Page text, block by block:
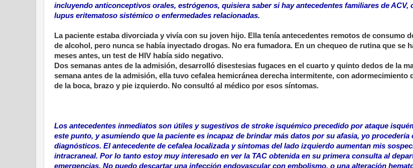
incluyendo anticonceptivos orales, estrógenos, quisiera saber si hay antecedentes familiares de ACV,
lupus eritematoso sistémico o enfermedades relacionadas.
La paciente estaba divorciada y vivía con su joven hijo. Ella tenía antecedentes remotos de consumo
de alcohol, pero nunca se había inyectado drogas. No era fumadora. En un chequeo de rutina que se
meses antes, un test de HIV había sido negativo.
Dos semanas antes de la admisión, desarrolló disestesias fugaces en el cuarto y quinto dedos de la
semana antes de la admisión, ella tuvo cefalea hemicránea derecha intermitente, con adormecimiento
de la boca, brazo y pie izquierdo. No consultó al médico por esos síntomas.
Los antecedentes inmediatos son útiles y sugestivos de stroke isquémico precedido por ataque
este punto, y asumiendo que la paciente es incapaz de brindar más datos por su afasia, yo procedería
diagnósticos. El antecedente de cefalea localizada y síntomas del lado izquierdo aumentan mis
intracraneal. Por lo tanto estoy muy interesado en ver la TAC obtenida en su primera consulta al
emergencias. No puedo descartar una infección endovascular con embolismo, o una alteración